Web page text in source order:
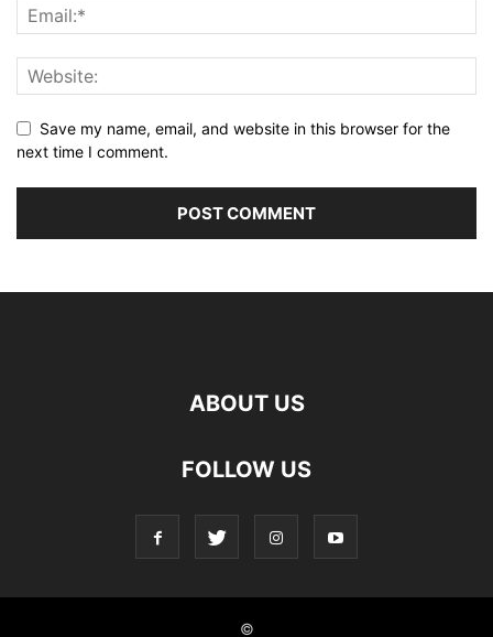
Save my name, email, and website in this browser for the
next time I comment.
ABOUT US
FOLLOW US
©